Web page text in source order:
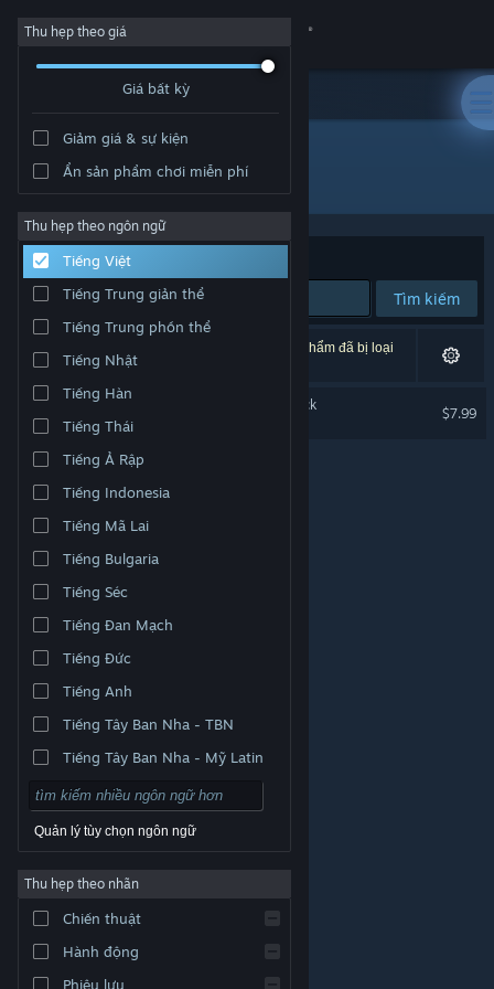
Đăng nhập
Cộng đồng
Thông tin
Hỗ trợ
Thay đổi ngôn ngữ
Cài ứng dụng Steam di động
Xem web cho desktop
thương hiệu là tài sản của chủ sở hữu tương ứng tại
Pháp lý
Hỗ trợ tiếp cận
ký Steam
|Hoàn tiền|
Thu hẹp theo giá
Giá bất kỳ
Giảm giá & sự kiện
Ẩn sản phẩm chơi miễn phí
Thu hẹp theo ngôn ngữ
Tiếng Việt
Tiếng Trung giản thể
Tiếng Trung phồn thể
Tiếng Nhật
Tiếng Hàn
Tiếng Thái
Tiếng Ả Rập
Tiếng Indonesia
Tiếng Mã Lai
Tiếng Bulgaria
Tiếng Séc
Tiếng Đan Mạch
Tiếng Đức
Tiếng Anh
Tiếng Tây Ban Nha - TBN
Tiếng Tây Ban Nha - Mỹ Latin
Quản lý tùy chọn ngôn ngữ
Thu hẹp theo nhãn
Chiến thuật
Hành động
Phiêu lưu
Nhà phát triển: Rapturous Studio
Xếp theo Độ liên quan
Tìm kiếm
1 kết quả phù hợp tìm kiếm của bạn. 2 tựa sản phẩm đã bị loại
trừ dựa trên tùy chỉnh của bạn.
Beloved Rapture Soundtrack
$7.99